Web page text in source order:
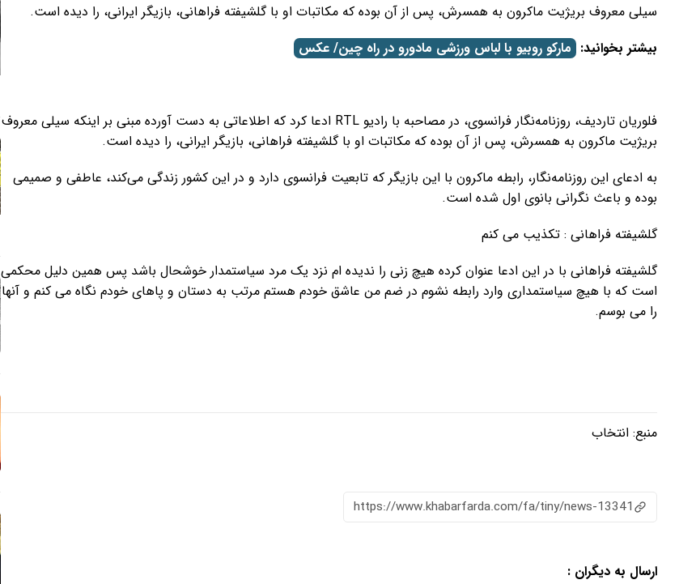
سیلی معروف بریژیت ماکرون به همسرش، پس از آن بوده که مکاتبات او با گلشیفته فراهانی، بازیگر ایرانی، را دیده است. ​
بیشتر بخوانید: مارکو روبیو با لباس ورزشی مادورو در راه چین/ عکس
فلوریان تاردیف، روزنامه‌نگار فرانسوی، در مصاحبه با رادیو RTL ادعا کرد که اطلاعاتی به دست آورده مبنی بر اینکه سیلی معروف
بریژیت ماکرون به همسرش، پس از آن بوده که مکاتبات او با گلشیفته فراهانی، بازیگر ایرانی، را دیده است.
به ادعای این روزنامه‌نگار، رابطه ماکرون با این بازیگر که تابعیت فرانسوی دارد و در این کشور زندگی می‌کند، عاطفی و صمیمی
بوده و باعث نگرانی بانوی اول شده است.
گلشیفته فراهانی : تکذیب می کنم
گلشیفته فراهانی با در این ادعا عنوان کرده هیچ زنی را ندیده ام نزد یک مرد سیاستمدار خوشحال باشد پس همین دلیل محکمی
است که با هیچ سیاستمداری وارد رابطه نشوم در ضم من عاشق خودم هستم مرتب به دستان و پاهای خودم نگاه می کنم و آنها
را می بوسم.
منبع: انتخاب
https://www.khabarfarda.com/fa/tiny/news-13341
ارسال به دیگران :